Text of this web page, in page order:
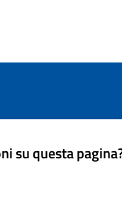
su questa